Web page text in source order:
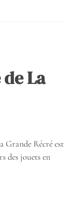
La
Grande Récré est
des jouets en